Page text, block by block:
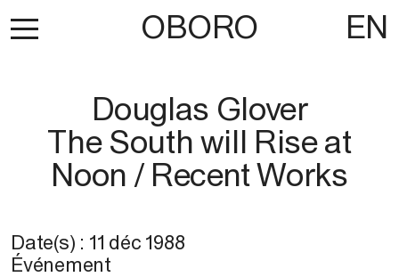
OBORO EN
Douglas Glover
The South will Rise at
Noon / Recent Works
Date(s) : 11 déc 1988
Événement